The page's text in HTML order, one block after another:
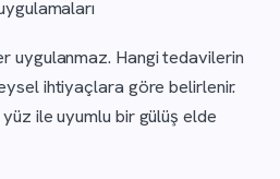
uygulanmaz. Hangi tedavilerin
ihtiyaçlara göre belirlenir.
ile uyumlu bir gülüş elde